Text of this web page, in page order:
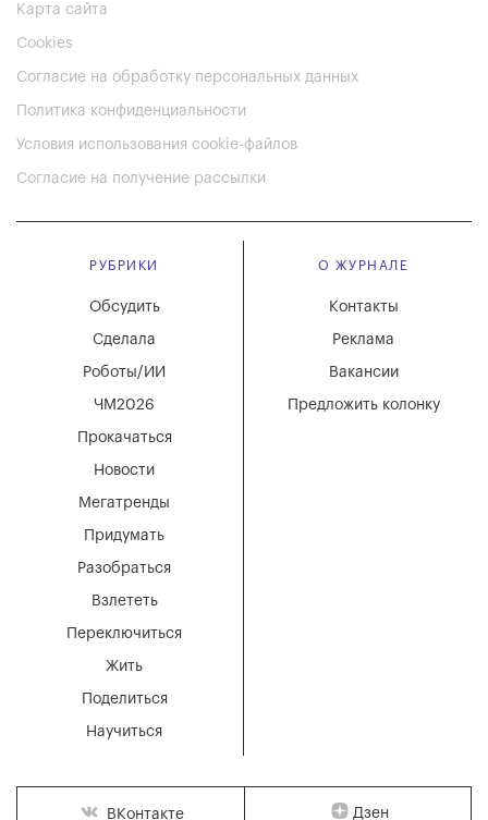
Карта сайта
Cookies
Согласие на обработку персональных данных
Политика конфиденциальности
Условия использования cookie-файлов
Согласие на получение рассылки
РУБРИКИ
Мегатренды
Придумать
Разобраться
Взлететь
Новости
Переключиться
Жить
Поделиться
Научиться
Обсудить
Сделала
Роботы/ИИ
ЧМ2026
Прокачаться
О ЖУРНАЛЕ
Вакансии
Реклама
Контакты
Предложить колонку
ВКонтакте Дзен